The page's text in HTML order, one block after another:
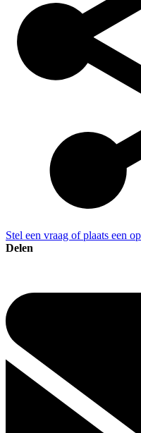
Stel een vraag of plaats een
Delen